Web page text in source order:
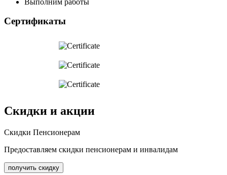
Сертификаты
Скидки и акции
Cкидки Пенсионерам
Предоставляем скидки пенсионерам и инвалидам
получить скидку